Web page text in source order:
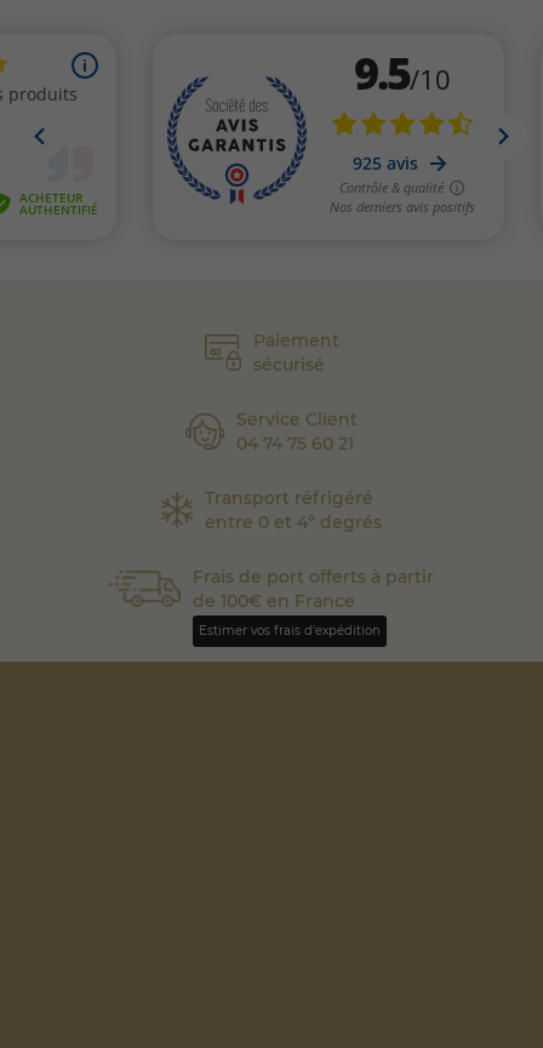
Paiement
sécurisé
Service Client
04 74 75 60 21
Transport réfrigéré
entre 0 et 4° degrés
Frais de port offerts à partir
de 100€ en France
Estimer vos frais d'expédition